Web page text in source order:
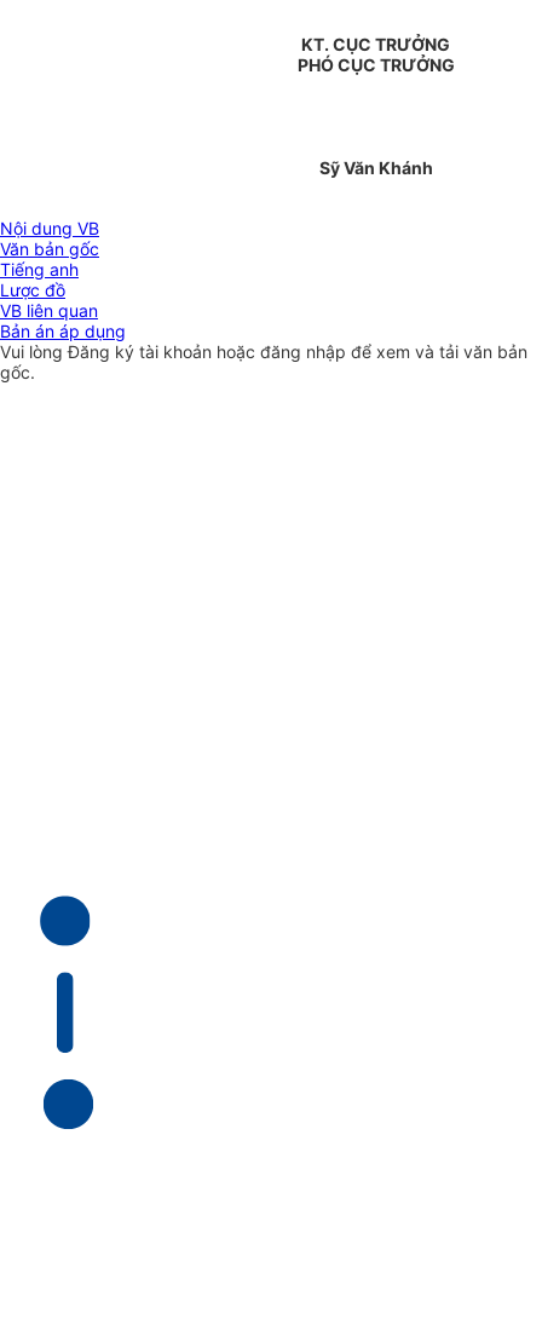
KT. CỤC TRƯỞNG
PHÓ CỤC TRƯỞNG
Sỹ Văn Khánh
Nội dung VB
Văn bản gốc
Tiếng anh
Lược đồ
VB liên quan
Bản án áp dụng
Vui lòngĐăng ký tài khoản hoặc đăng nhập để xem và tải văn bản
gốc.